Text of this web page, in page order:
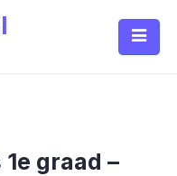
graad –